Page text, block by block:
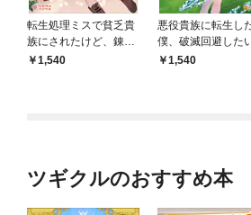
転生処理ミスで貧乏貴
族にされたけど、錬金
術で無双します！
1,540
悪役貴族に転生し
僕、破滅回避した
で水魔法を極めます
1,540
ツギクルのおすすめ本